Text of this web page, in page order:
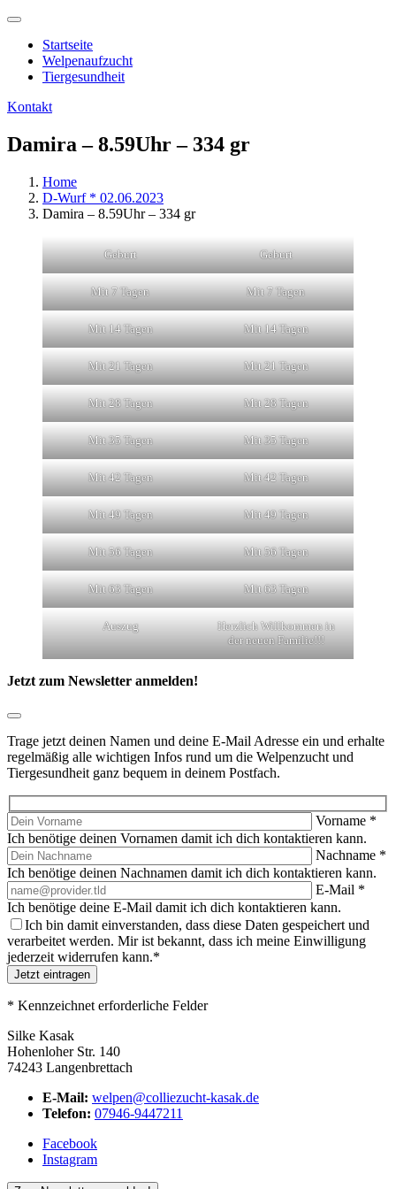
Startseite
Welpenaufzucht
Tiergesundheit
Kontakt
Damira – 8.59Uhr – 334 gr
Home
D-Wurf * 02.06.2023
Damira – 8.59Uhr – 334 gr
Geburt Geburt
Mit 7 Tagen Mit 7 Tagen
Mit 14 Tagen Mit 14 Tagen
Mit 21 Tagen Mit 21 Tagen
Mit 28 Tagen Mit 28 Tagen
Mit 35 Tagen Mit 35 Tagen
Mit 42 Tagen Mit 42 Tagen
Mit 49 Tagen Mit 49 Tagen
Mit 56 Tagen Mit 56 Tagen
Mit 63 Tagen Mit 63 Tagen
Auszug
Herzlich Willkommen in
der neuen Familie!!!
Jetzt zum Newsletter anmelden!
Trage jetzt deinen Namen und deine E-Mail Adresse ein und erhalte
regelmäßig alle wichtigen Infos rund um die Welpenzucht und
Tiergesundheit ganz bequem in deinem Postfach.
Vorname *
Ich benötige deinen Vornamen damit ich dich kontaktieren kann.
Nachname *
Ich benötige deinen Nachnamen damit ich dich kontaktieren kann.
E-Mail *
Ich benötige deine E-Mail damit ich dich kontaktieren kann.
Ich bin damit einverstanden, dass diese Daten gespeichert und
verarbeitet werden. Mir ist bekannt, dass ich meine Einwilligung
jederzeit widerrufen kann.*
Jetzt eintragen
* Kennzeichnet erforderliche Felder
Silke Kasak
Hohenloher Str. 140
74243 Langenbrettach
E-Mail: welpen@colliezucht-kasak.de
Telefon: 07946-9447211
Facebook
Instagram